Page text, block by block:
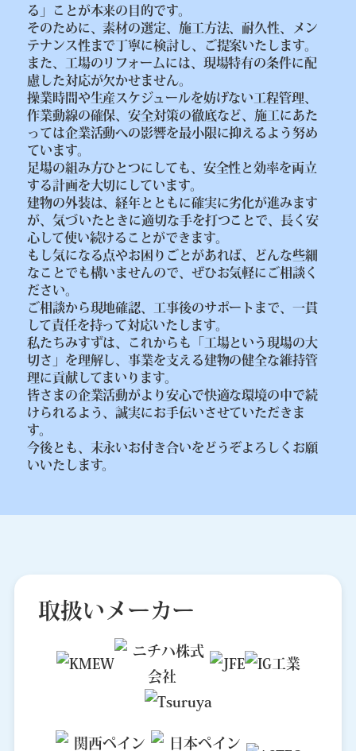
る」ことが本来の目的です。
そのために、素材の選定、施工方法、耐久性、メン
テナンス性まで丁寧に検討し、ご提案いたします。
また、工場のリフォームには、現場特有の条件に配
慮した対応が欠かせません。
操業時間や生産スケジュールを妨げない工程管理、
作業動線の確保、安全対策の徹底など、施工にあた
っては企業活動への影響を最小限に抑えるよう努め
ています。
足場の組み方ひとつにしても、安全性と効率を両立
する計画を大切にしています。
建物の外装は、経年とともに確実に劣化が進みます
が、気づいたときに適切な手を打つことで、長く安
心して使い続けることができます。
もし気になる点やお困りごとがあれば、どんな些細
なことでも構いませんので、ぜひお気軽にご相談く
ださい。
ご相談から現地確認、工事後のサポートまで、一貫
して責任を持って対応いたします。
私たちみすずは、これからも「工場という現場の大
切さ」を理解し、事業を支える建物の健全な維持管
理に貢献してまいります。
皆さまの企業活動がより安心で快適な環境の中で続
けられるよう、誠実にお手伝いさせていただきま
す。
今後とも、末永いお付き合いをどうぞよろしくお願
いいたします。
取扱いメーカー